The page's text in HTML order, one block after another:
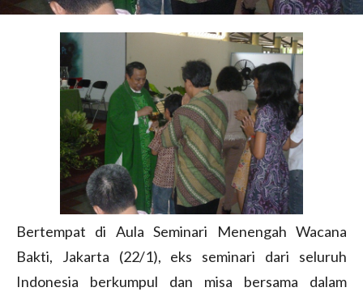
Bertempat di Aula Seminari Menengah Wacana
Bakti, Jakarta (22/1), eks seminari dari seluruh
Indonesia berkumpul dan misa bersama dalam